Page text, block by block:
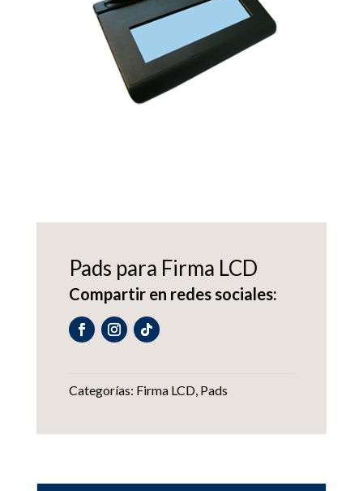
Pads para Firma LCD
Compartir en redes sociales:
Categorías: Firma LCD, Pads